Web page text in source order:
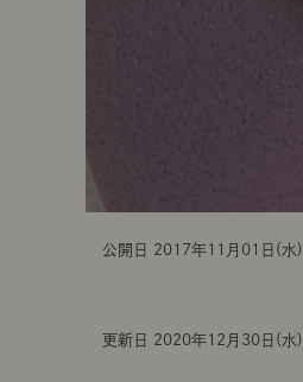
公開日 2017年11月01日(水)
更新日 2020年12月30日(水)